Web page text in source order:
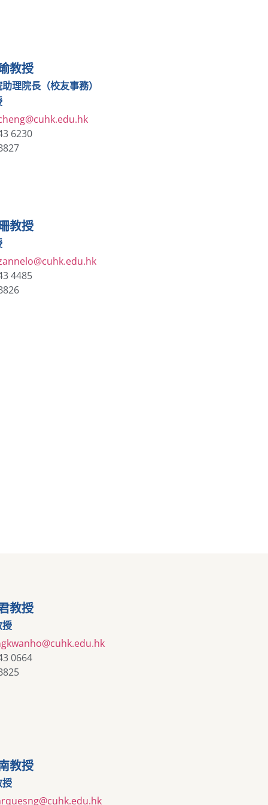
教授
理院長（校友事務）
6230
教授
4485
教授
0664
教授